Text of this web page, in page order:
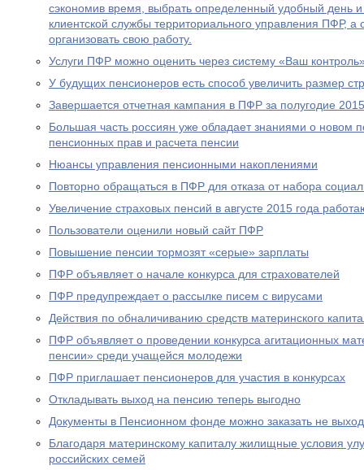
сэкономив время, выбрать определенный удобный день
клиентской службы территориального управления ПФР,
организовать свою работу.
Услуги ПФР можно оценить через систему «Ваш
У будущих пенсионеров есть способ увеличить размер
Завершается отчетная кампания в ПФР за полугодие
Большая часть россиян уже обладает знаниями о новом
пенсионных прав и расчета пенсии
Нюансы управления пенсионными накоплениями
Повторно обращаться в ПФР для отказа от набора
Увеличение страховых пенсий в августе 2015 года
Пользователи оценили новый сайт ПФР
Повышение пенсии тормозят «серые» зарплаты
ПФР объявляет о начале конкурса для страхователей
ПФР предупреждает о рассылке писем с вирусами
Действия по обналичиванию средств материнского
ПФР объявляет о проведении конкурса агитационных
пенсии» среди учащейся молодежи
ПФР приглашает пенсионеров для участия в конкурсах
Откладывать выход на пенсию теперь выгодно
Документы в Пенсионном фонде можно заказать не
Благодаря материнскому капиталу жилищные условия
российских семей